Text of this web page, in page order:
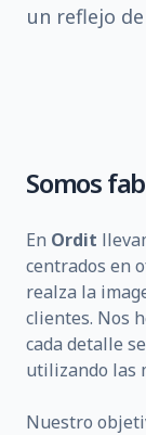
un reflejo
Somos
En Ordit
centrados en
realza la
clientes. Nos
cada detalle
utilizando las
Nuestro